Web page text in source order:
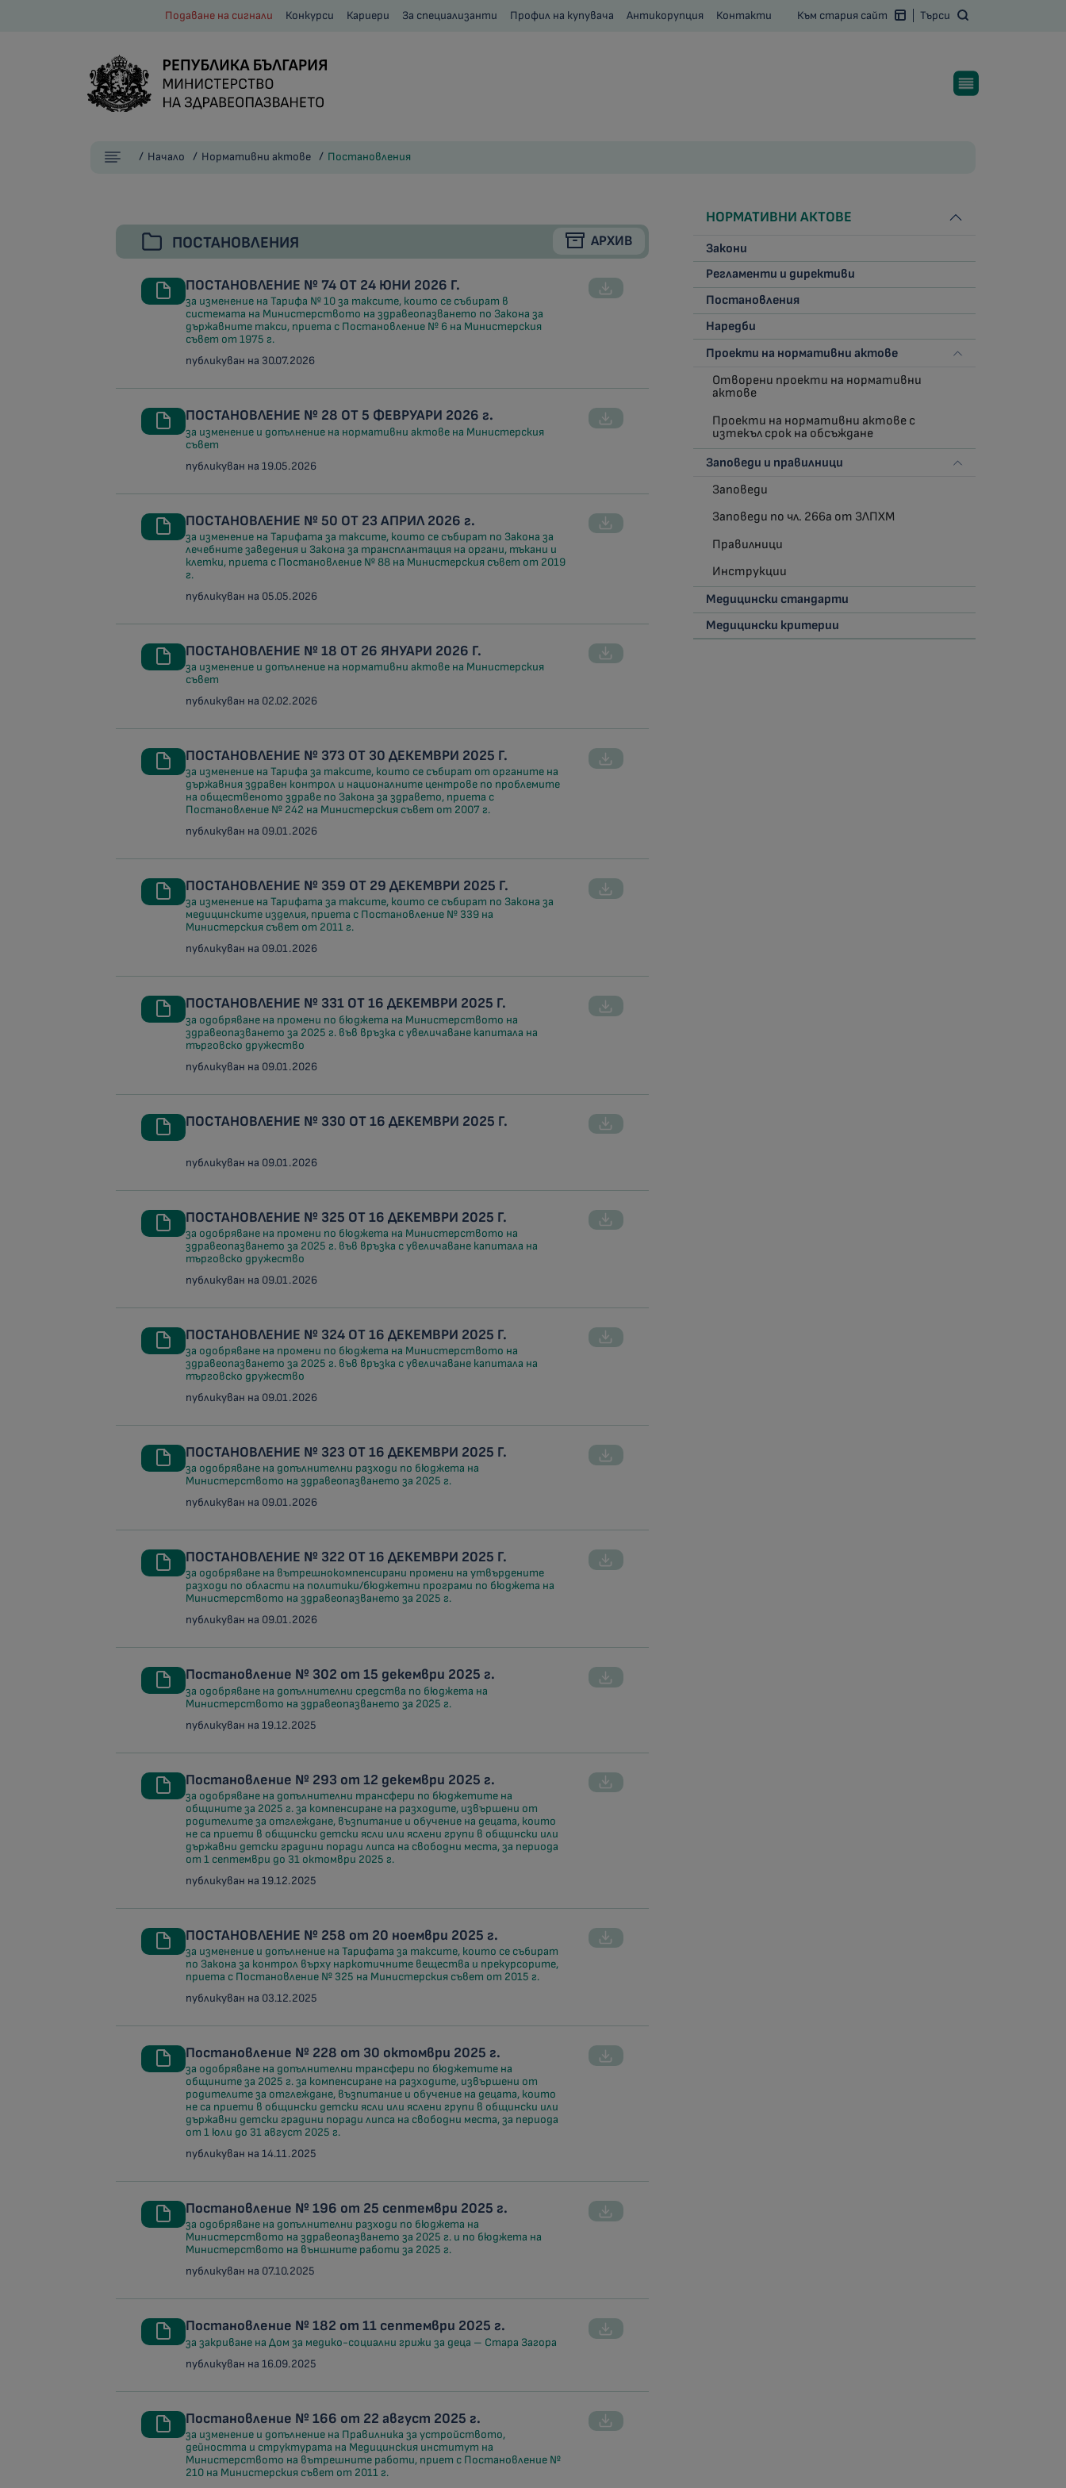
Подаване на сигнали Конкурси Кариери За специализанти Профил на купувача Антикорупция Контакти Към стария сайт Търси
Начало Нормативни актове Постановления
ПОСТАНОВЛЕНИЯ АРХИВ
ПОСТАНОВЛЕНИЕ № 74 ОТ 24 ЮНИ 2026 Г.
за изменение на Тарифа № 10 за таксите, които се събират в
системата на Министерството на здравеопазването по Закона за
държавните такси, приета с Постановление № 6 на Министерския
съвет от 1975 г.
публикуван на 30.07.2026
ПОСТАНОВЛЕНИЕ № 28 ОТ 5 ФЕВРУАРИ 2026 г.
за изменение и допълнение на нормативни актове на Министерския
съвет
публикуван на 19.05.2026
ПОСТАНОВЛЕНИЕ № 50 ОТ 23 АПРИЛ 2026 г.
за изменение на Тарифата за таксите, които се събират по Закона за
лечебните заведения и Закона за трансплантация на органи, тъкани и
клетки, приета с Постановление № 88 на Министерския съвет от 2019
г.
публикуван на 05.05.2026
ПОСТАНОВЛЕНИЕ № 18 ОТ 26 ЯНУАРИ 2026 Г.
за изменение и допълнение на нормативни актове на Министерския
съвет
публикуван на 02.02.2026
ПОСТАНОВЛЕНИЕ № 373 ОТ 30 ДЕКЕМВРИ 2025 Г.
за изменение на Тарифа за таксите, които се събират от органите на
държавния здравен контрол и националните центрове по проблемите
на общественото здраве по Закона за здравето, приета с
Постановление № 242 на Министерския съвет от 2007 г.
публикуван на 09.01.2026
ПОСТАНОВЛЕНИЕ № 359 ОТ 29 ДЕКЕМВРИ 2025 Г.
за изменение на Тарифата за таксите, които се събират по Закона за
медицинските изделия, приета с Постановление № 339 на
Министерския съвет от 2011 г.
публикуван на 09.01.2026
ПОСТАНОВЛЕНИЕ № 331 ОТ 16 ДЕКЕМВРИ 2025 Г.
за одобряване на промени по бюджета на Министерството на
здравеопазването за 2025 г. във връзка с увеличаване капитала на
търговско дружество
публикуван на 09.01.2026
ПОСТАНОВЛЕНИЕ № 330 ОТ 16 ДЕКЕМВРИ 2025 Г.
публикуван на 09.01.2026
ПОСТАНОВЛЕНИЕ № 325 ОТ 16 ДЕКЕМВРИ 2025 Г.
за одобряване на промени по бюджета на Министерството на
здравеопазването за 2025 г. във връзка с увеличаване капитала на
търговско дружество
публикуван на 09.01.2026
ПОСТАНОВЛЕНИЕ № 324 ОТ 16 ДЕКЕМВРИ 2025 Г.
за одобряване на промени по бюджета на Министерството на
здравеопазването за 2025 г. във връзка с увеличаване капитала на
търговско дружество
публикуван на 09.01.2026
ПОСТАНОВЛЕНИЕ № 323 ОТ 16 ДЕКЕМВРИ 2025 Г.
за одобряване на допълнителни разходи по бюджета на
Министерството на здравеопазването за 2025 г.
публикуван на 09.01.2026
ПОСТАНОВЛЕНИЕ № 322 ОТ 16 ДЕКЕМВРИ 2025 Г.
за одобряване на вътрешнокомпенсирани промени на утвърдените
разходи по области на политики/бюджетни програми по бюджета на
Министерството на здравеопазването за 2025 г.
публикуван на 09.01.2026
Постановление № 302 от 15 декември 2025 г.
за одобряване на допълнителни средства по бюджета на
Министерството на здравеопазването за 2025 г.
публикуван на 19.12.2025
Постановление № 293 от 12 декември 2025 г.
за одобряване на допълнителни трансфери по бюджетите на
общините за 2025 г. за компенсиране на разходите, извършени от
родителите за отглеждане, възпитание и обучение на децата, които
не са приети в общински детски ясли или яслени групи в общински или
държавни детски градини поради липса на свободни места, за периода
от 1 септември до 31 октомври 2025 г.
публикуван на 19.12.2025
ПОСТАНОВЛЕНИЕ № 258 от 20 ноември 2025 г.
за изменение и допълнение на Тарифата за таксите, които се събират
по Закона за контрол върху наркотичните вещества и прекурсорите,
приета с Постановление № 325 на Министерския съвет от 2015 г.
публикуван на 03.12.2025
Постановление № 228 от 30 октомври 2025 г.
за одобряване на допълнителни трансфери по бюджетите на
общините за 2025 г. за компенсиране на разходите, извършени от
родителите за отглеждане, възпитание и обучение на децата, които
не са приети в общински детски ясли или яслени групи в общински или
държавни детски градини поради липса на свободни места, за периода
от 1 юли до 31 август 2025 г.
публикуван на 14.11.2025
Постановление № 196 от 25 септември 2025 г.
за одобряване на допълнителни разходи по бюджета на
Министерството на здравеопазването за 2025 г. и по бюджета на
Министерството на външните работи за 2025 г.
публикуван на 07.10.2025
Постановление № 182 от 11 септември 2025 г.
за закриване на Дом за медико-социални грижи за деца – Стара Загора
публикуван на 16.09.2025
Постановление № 166 от 22 август 2025 г.
за изменение и допълнение на Правилника за устройството,
дейността и структурата на Медицинския институт на
Министерството на вътрешните работи, приет с Постановление №
210 на Министерския съвет от 2011 г.
НОРМАТИВНИ АКТОВЕ
Закони
Регламенти и директиви
Постановления
Наредби
Проекти на нормативни актове
Отворени проекти на нормативни
актове
Проекти на нормативни актове с
изтекъл срок на обсъждане
Заповеди и правилници
Заповеди
Заповеди по чл. 266а от ЗЛПХМ
Правилници
Инструкции
Медицински стандарти
Медицински критерии